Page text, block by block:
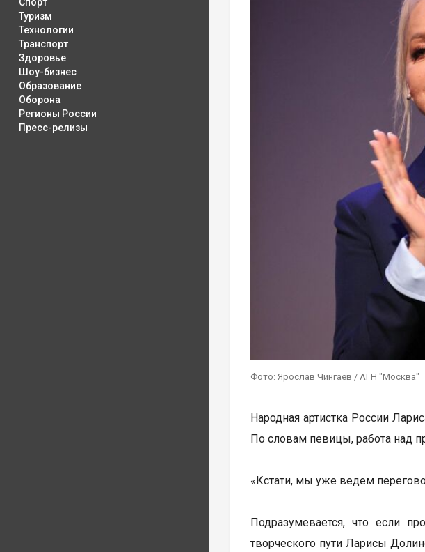
Туризм
Технологии
Транспорт
Здоровье
Шоу-бизнес
Образование
Оборона
Регионы России
Пресс-релизы
Фото: Ярослав Чингаев / АГН "Москва"
Народная артистка России
По словам певицы, работа над
«Кстати, мы уже ведем
Подразумевается, что если
творческого пути Ларисы